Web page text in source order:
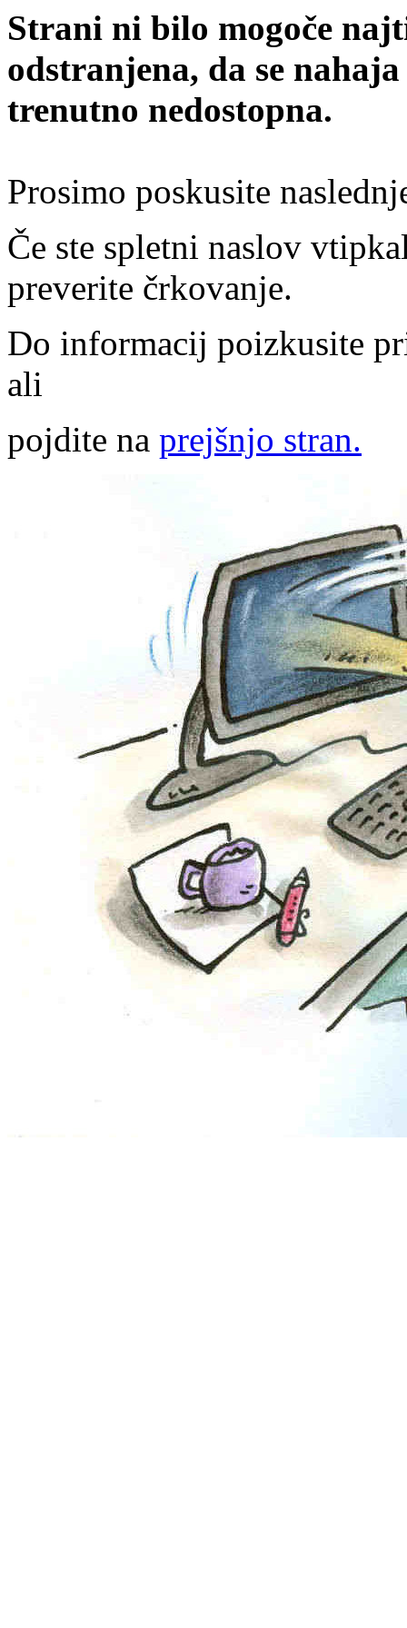
Strani ni bilo mogoče
odstranjena, da se
trenutno nedostopna.
Prosimo poskusite
Če ste spletni naslov
preverite črkovanje.
Do informacij poizkusite
ali
pojdite na prejšnjo stran.